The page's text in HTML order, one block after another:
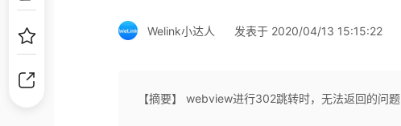
Welink小达人 发表于 2020/04/13 15:15:22
【摘要】 webview进行302跳转时，无法返回的问题